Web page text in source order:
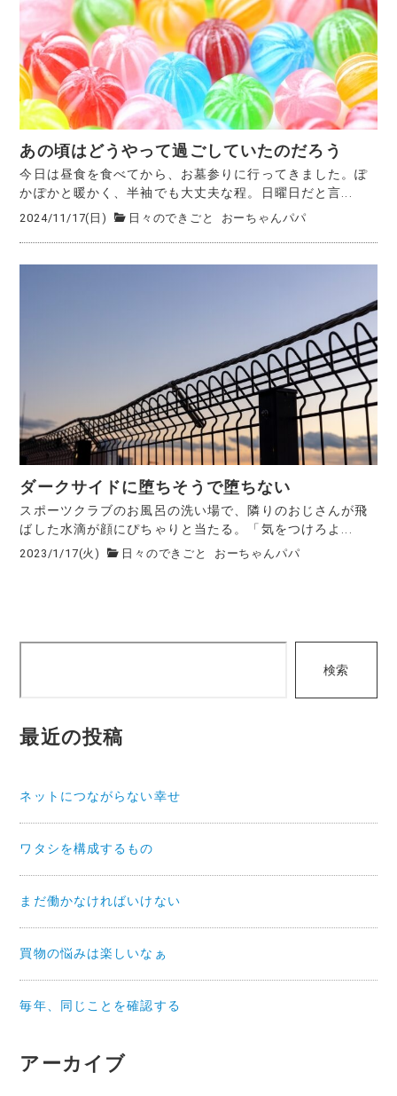
あの頃はどうやって過ごしていたのだろう
今日は昼食を食べてから、お墓参りに行ってきました。ぽ
かぽかと暖かく、半袖でも大丈夫な程。日曜日だと言...
2024/11/17(日) 日々のできごと おーちゃんパパ
ダークサイドに堕ちそうで堕ちない
スポーツクラブのお風呂の洗い場で、隣りのおじさんが飛
ばした水滴が顔にぴちゃりと当たる。「気をつけろよ...
2023/1/17(火) 日々のできごと おーちゃんパパ
検索
最近の投稿
ネットにつながらない幸せ
ワタシを構成するもの
まだ働かなければいけない
買物の悩みは楽しいなぁ
毎年、同じことを確認する
アーカイブ